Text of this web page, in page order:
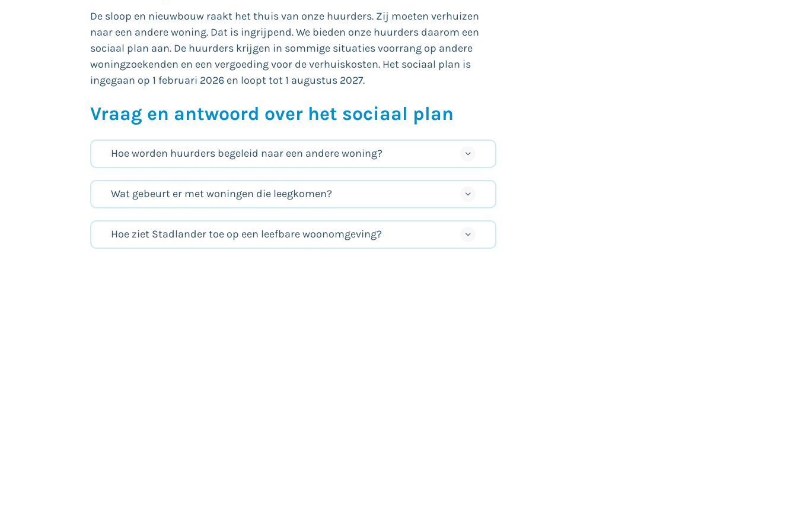
De sloop en nieuwbouw raakt het thuis van onze huurders. Zij moeten verhuizen
naar een andere woning. Dat is ingrijpend. We bieden onze huurders daarom een
sociaal plan aan. De huurders krijgen in sommige situaties voorrang op andere
woningzoekenden en een vergoeding voor de verhuiskosten. Het sociaal plan is
ingegaan op 1 februari 2026 en loopt tot 1 augustus 2027.
Vraag en antwoord over het sociaal plan
Hoe worden huurders begeleid naar een andere woning?
Wat gebeurt er met woningen die leegkomen?
Hoe ziet Stadlander toe op een leefbare woonomgeving?